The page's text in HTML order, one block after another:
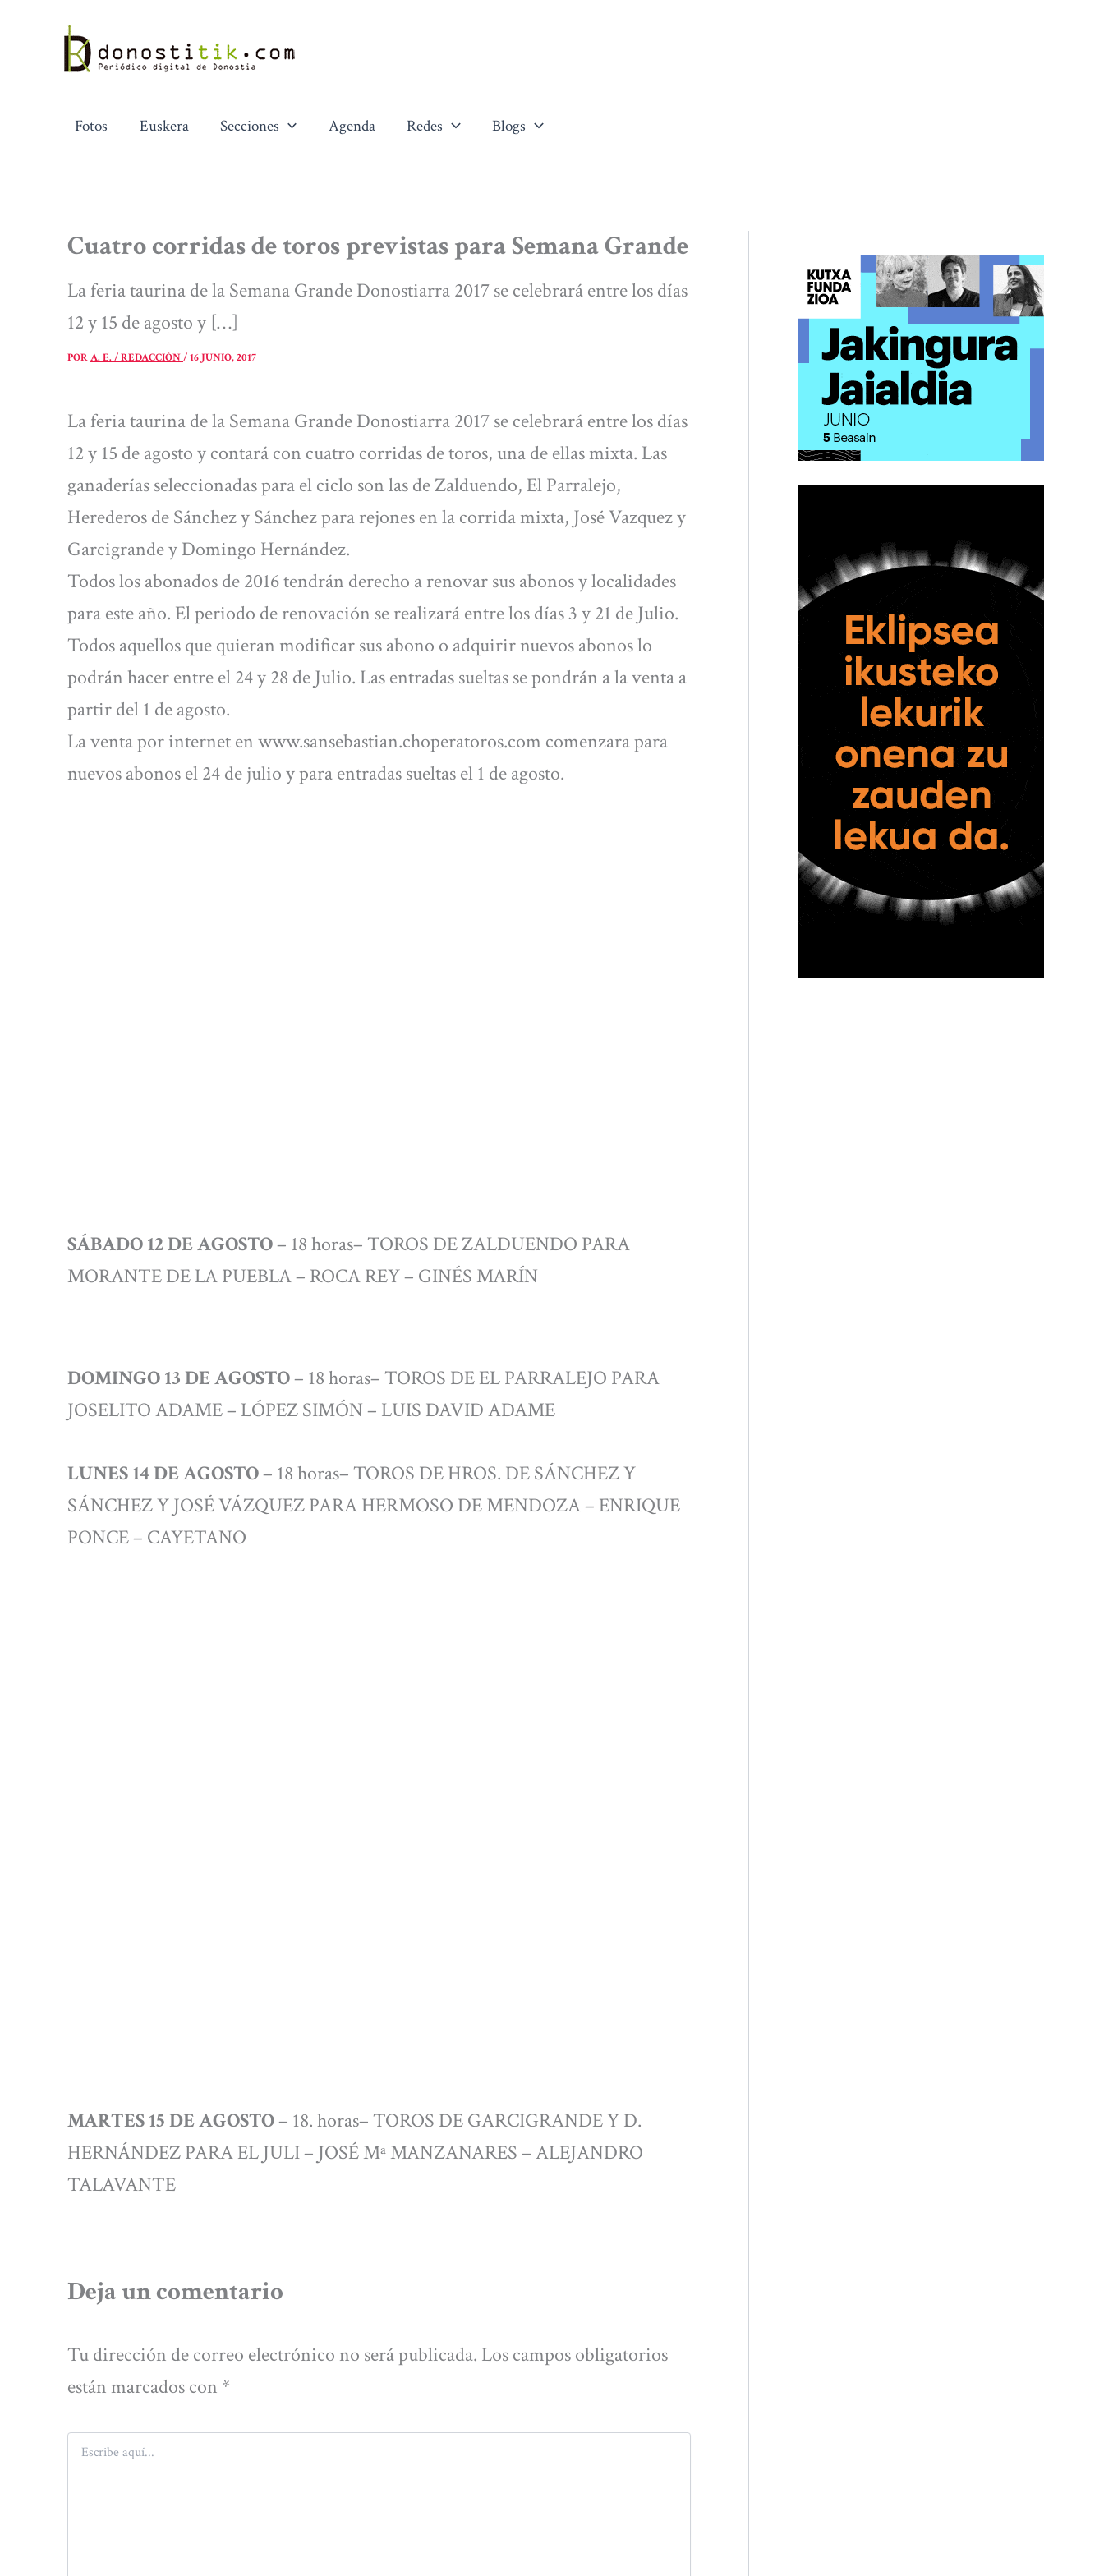
contenido
Fotos Euskera Secciones Agenda Redes Blogs
Cuatro corridas de toros previstas para Semana Grande
La feria taurina de la Semana Grande Donostiarra 2017 se celebrará entre los días
12 y 15 de agosto y […]
PORA. E. / REDACCIÓN/16 JUNIO, 2017
La feria taurina de la Semana Grande Donostiarra 2017 se celebrará entre los días
12 y 15 de agosto y contará con cuatro corridas de toros, una de ellas mixta. Las
ganaderías seleccionadas para el ciclo son las de Zalduendo, El Parralejo,
Herederos de Sánchez y Sánchez para rejones en la corrida mixta, José Vazquez y
Garcigrande y Domingo Hernández.
Todos los abonados de 2016 tendrán derecho a renovar sus abonos y localidades
para este año. El periodo de renovación se realizará entre los días 3 y 21 de Julio.
Todos aquellos que quieran modificar sus abono o adquirir nuevos abonos lo
podrán hacer entre el 24 y 28 de Julio. Las entradas sueltas se pondrán a la venta a
partir del 1 de agosto.
La venta por internet en www.sansebastian.choperatoros.com comenzara para
nuevos abonos el 24 de julio y para entradas sueltas el 1 de agosto.
SÁBADO 12 DE AGOSTO– 18 horas– TOROS DE ZALDUENDO PARA
MORANTE DE LA PUEBLA – ROCA REY – GINÉS MARÍN
DOMINGO 13 DE AGOSTO– 18 horas– TOROS DE EL PARRALEJO PARA
JOSELITO ADAME – LÓPEZ SIMÓN – LUIS DAVID ADAME
LUNES 14 DE AGOSTO– 18 horas– TOROS DE HROS. DE SÁNCHEZ Y
SÁNCHEZ Y JOSÉ VÁZQUEZ PARA HERMOSO DE MENDOZA – ENRIQUE
PONCE – CAYETANO
MARTES 15 DE AGOSTO– 18. horas– TOROS DE GARCIGRANDE Y D.
HERNÁNDEZ PARA EL JULI – JOSÉ Mª MANZANARES – ALEJANDRO
TALAVANTE
Deja un comentario
Tu dirección de correo electrónico no será publicada. Los campos obligatorios
están marcados con *
Escribe
aquí...